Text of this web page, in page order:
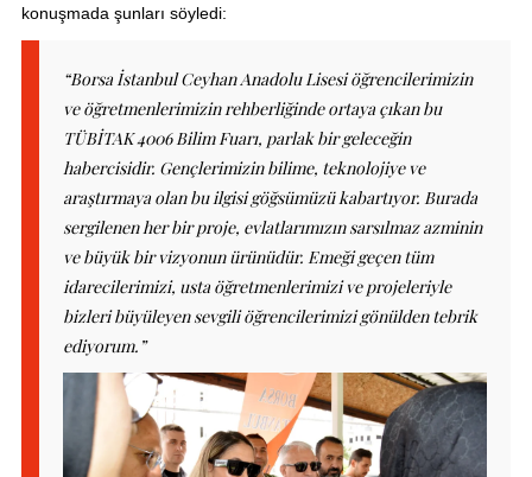
konuşmada şunları söyledi:
“Borsa İstanbul Ceyhan Anadolu Lisesi öğrencilerimizin
ve öğretmenlerimizin rehberliğinde ortaya çıkan bu
TÜBİTAK 4006 Bilim Fuarı, parlak bir geleceğin
habercisidir. Gençlerimizin bilime, teknolojiye ve
araştırmaya olan bu ilgisi göğsümüzü kabartıyor. Burada
sergilenen her bir proje, evlatlarımızın sarsılmaz azminin
ve büyük bir vizyonun ürünüdür. Emeği geçen tüm
idarecilerimizi, usta öğretmenlerimizi ve projeleriyle
bizleri büyüleyen sevgili öğrencilerimizi gönülden tebrik
ediyorum.”